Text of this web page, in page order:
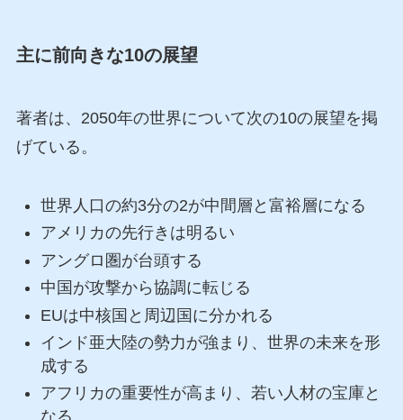
主に前向きな10の展望
著者は、2050年の世界について次の10の展望を掲
げている。
世界人口の約3分の2が中間層と富裕層になる
アメリカの先行きは明るい
アングロ圏が台頭する
中国が攻撃から協調に転じる
EUは中核国と周辺国に分かれる
インド亜大陸の勢力が強まり、世界の未来を形
成する
アフリカの重要性が高まり、若い人材の宝庫と